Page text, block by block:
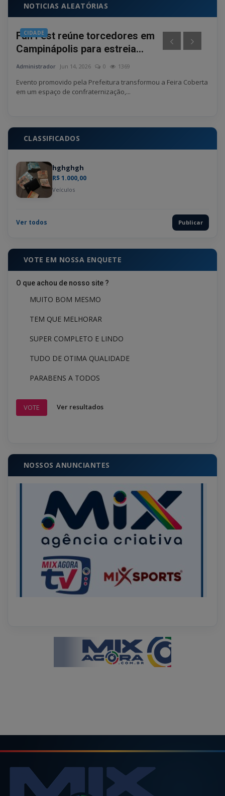
NOTICIAS ALEATÓRIAS
CIDADE
Fan Fest reúne torcedores em
Campinápolis para estreia...
Administrador Jun 14, 2026 0 1369
Evento promovido pela Prefeitura transformou a Feira Coberta
em um espaço de confraternização,...
CLASSIFICADOS
hghghgh
R$ 1.000,00
Veículos
Ver todos Publicar
VOTE EM NOSSA ENQUETE
O que achou de nosso site ?
MUITO BOM MESMO
TEM QUE MELHORAR
SUPER COMPLETO E LINDO
TUDO DE OTIMA QUALIDADE
PARABENS A TODOS
VOTE Ver resultados
NOSSOS ANUNCIANTES